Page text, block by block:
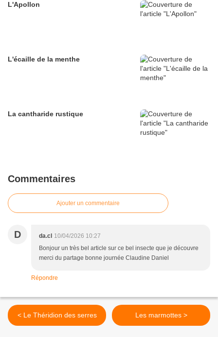
L'Apollon
L'écaille de la menthe
La cantharide rustique
Commentaires
Ajouter un commentaire
D da.cl 10/04/2026 10:27
Bonjour un très bel article sur ce bel insecte que je découvre
merci du partage bonne journée Claudine Daniel
Répondre
< Le Théridion des serres Les marmottes >